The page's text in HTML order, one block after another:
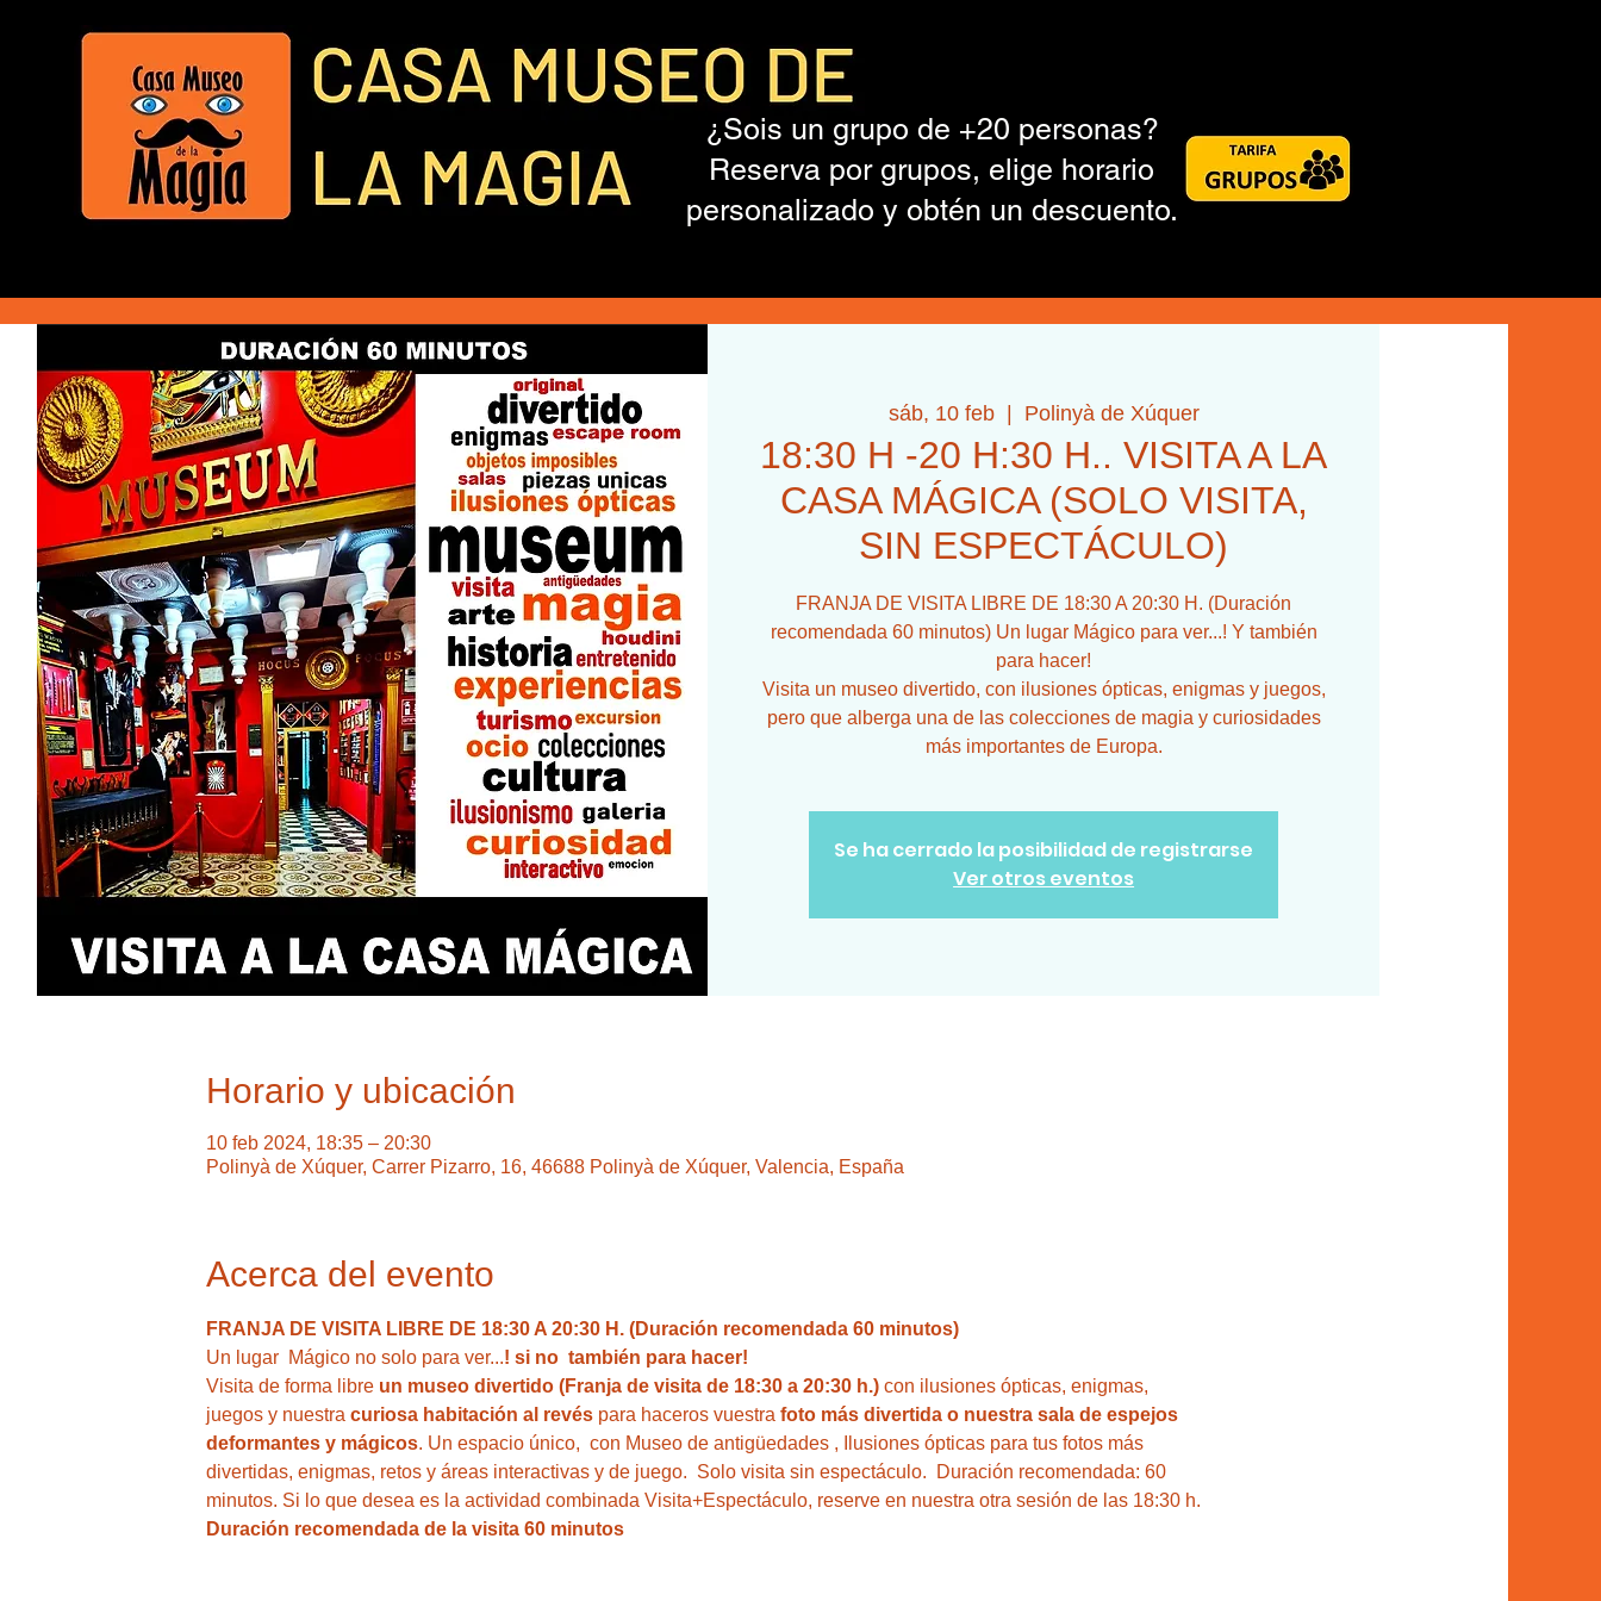
¿Sois un grupo de +20 personas?
Reserva por grupos, elige horario
personalizado y obtén un descuento.
sáb, 10 feb
  |
Polinyà de Xúquer
18:30 H -20 H:30 H.. VISITA A LA
CASA MÁGICA (SOLO VISITA,
SIN ESPECTÁCULO)
FRANJA DE VISITA LIBRE DE 18:30 A 20:30 H. (Duración
recomendada 60 minutos) Un lugar Mágico para ver...! Y también
para hacer!
Visita un museo divertido, con ilusiones ópticas, enigmas y juegos,
pero que alberga una de las colecciones de magia y curiosidades
más importantes de Europa.
Se ha cerrado la posibilidad de registrarse
Ver otros eventos
Horario y ubicación
10 feb 2024, 18:35 – 20:30
Polinyà de Xúquer, Carrer Pizarro, 16, 46688 Polinyà de Xúquer, Valencia, España
Acerca del evento
FRANJA DE VISITA LIBRE DE 18:30 A 20:30 H. (Duración recomendada 60 minutos)
Un lugar  Mágico no solo para ver...! si no  también para hacer!
Visita de forma libre un museo divertido (Franja de visita de 18:30 a 20:30 h.) con ilusiones ópticas, enigmas,
juegos y nuestra curiosa habitación al revés para haceros vuestra foto más divertida o nuestra sala de espejos
deformantes y mágicos. Un espacio único,  con Museo de antigüedades , Ilusiones ópticas para tus fotos más
divertidas, enigmas, retos y áreas interactivas y de juego.  Solo visita sin espectáculo.  Duración recomendada: 60
minutos. Si lo que desea es la actividad combinada Visita+Espectáculo, reserve en nuestra otra sesión de las 18:30 h.
Duración recomendada de la visita 60 minutos